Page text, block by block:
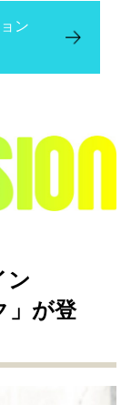
ン
ン
」が登